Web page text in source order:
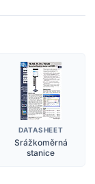
DATASHEET
Srážkoměrná
stanice